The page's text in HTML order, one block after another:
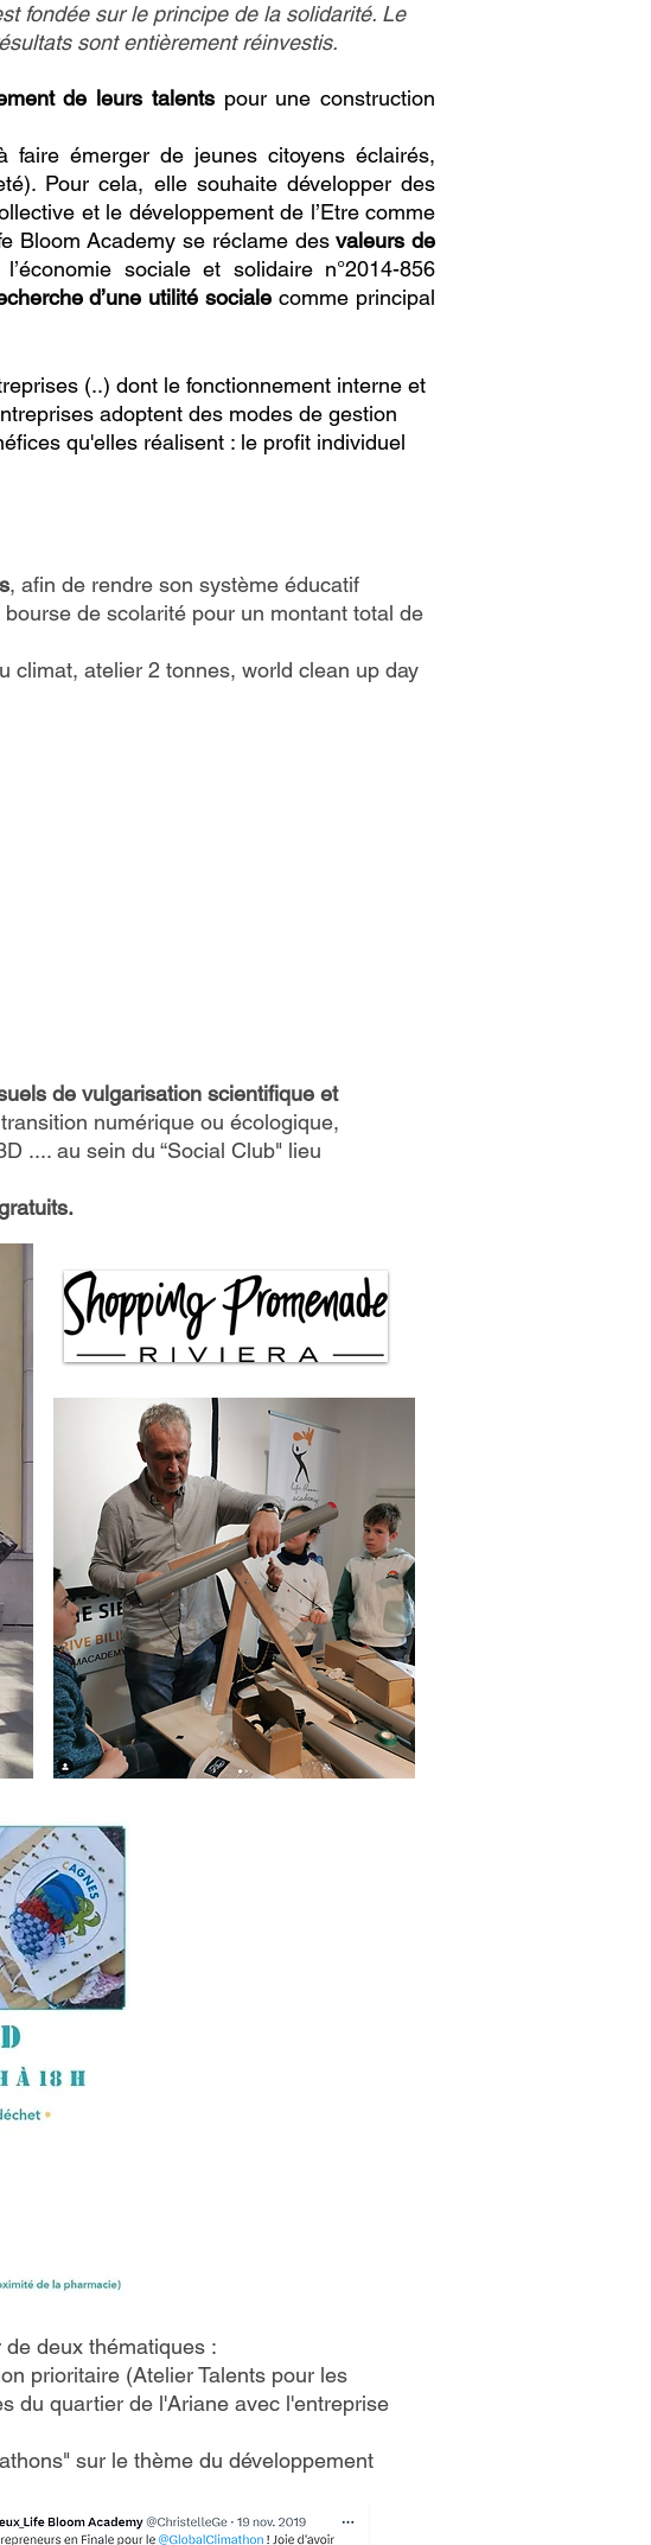
fondée sur le principe de la solidarité. Le
sont entièrement réinvestis.
de leurs talentspour une construction
émerger de jeunes citoyens éclairés,
Pour cela, elle souhaite développer des
et le développement de l’Etre comme
Bloom Academy se réclame desvaleurs de
sociale et solidaire n°2014-856
d’une utilité socialecomme principal
(..) dont le fonctionnement interne et
adoptent des modes de gestion
qu'elles réalisent : le profit individuel
, afin de rendre son système éducatif
de scolarité pour un montant total de
climat, atelier 2 tonnes, world clean up day
de vulgarisation scientifique et
numérique ou écologique,
.... au sein du “Social Club" lieu
de deux thématiques :
prioritaire (Atelier Talents pour les
du quartier de l'Ariane avec l'entreprise
sur le thème du développement